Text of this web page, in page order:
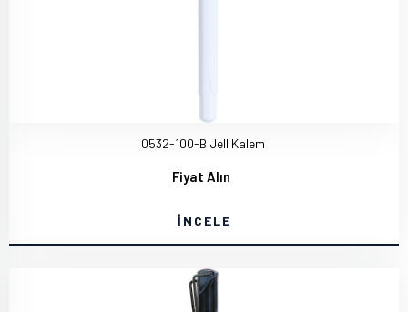
0532-100-B Jell Kalem
Fiyat Alın
İNCELE